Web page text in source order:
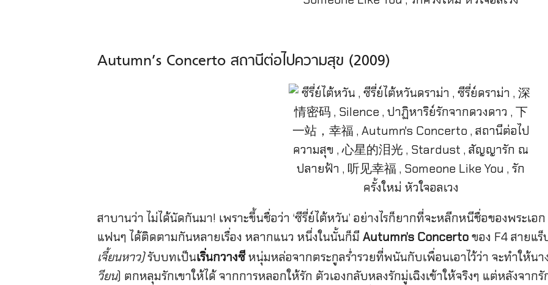
Autumn’s Concerto สถานีต่อไปความสุข (2009)
สาบานว่า ไม่ได้นัดกันมา! เพราะขึ้นชื่อว่า ‘ซีรี่ย์ไต้หวัน’ อย่างไรก็ยากที่จะหลีกหนีชื่อของพระเอก
แฟนๆ ได้ติดตามกันหลายเรื่อง หลากแนว หนึ่งในนั้นก็มี Autumn’s Concertoของ F4 สายแร็
เจี้ยนหาว)รับบทเป็นเริ่นกวางซีหนุ่มหล่อจากตระกูลร่ำรวยที่พนันกับเพื่อนเอาไว้ว่า จะทำให้นา
วียน) ตกหลุมรักเขาให้ได้ จากการหลอกให้รัก ตัวเองกลับหลงรักมู่เฉิงเข้าให้จริงๆ แต่หลังจาก